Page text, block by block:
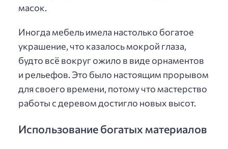
масок.
Иногда мебель имела настолько богатое
украшение, что казалось мокрой глаза,
будто всё вокруг ожило в виде орнаментов
и рельефов. Это было настоящим прорывом
для своего времени, потому что мастерство
работы с деревом достигло новых высот.
Использование богатых материалов